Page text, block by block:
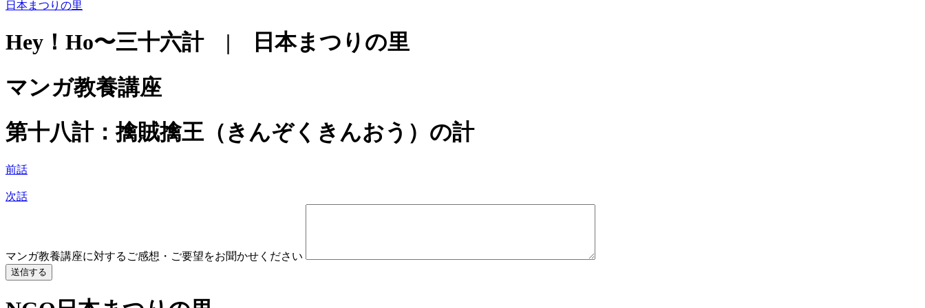
日本まつりの里
Hey！Ho〜三十六計 | 日本まつりの里
マンガ教養講座
第十八計：擒賊擒王（きんぞくきんおう）の計
前話
次話
マンガ教養講座に対するご感想・ご要望をお聞かせください